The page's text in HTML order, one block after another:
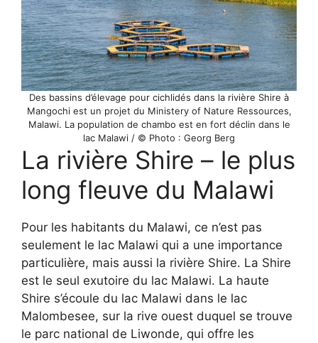
Des bassins d’élevage pour cichlidés dans la rivière Shire à
Mangochi est un projet du Ministery of Nature Ressources,
Malawi. La population de chambo est en fort déclin dans le
lac Malawi / © Photo : Georg Berg
La rivière Shire – le plus
long fleuve du Malawi
Pour les habitants du Malawi, ce n’est pas
seulement le lac Malawi qui a une importance
particulière, mais aussi la rivière Shire. La Shire
est le seul exutoire du lac Malawi. La haute
Shire s’écoule du lac Malawi dans le lac
Malombesee, sur la rive ouest duquel se trouve
le parc national de Liwonde, qui offre les